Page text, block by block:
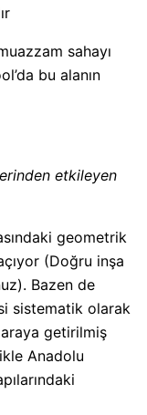
sahayı
bu alanın
etkileyen
geometrik
(Doğru inşa
Bazen de
sistematik olarak
getirilmiş
Anadolu